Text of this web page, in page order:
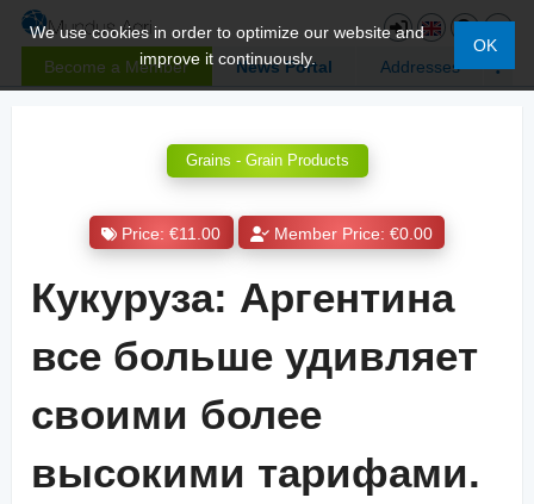
Become a Member News Portal Addresses
We use cookies in order to optimize our website and
improve it continuously.
OK
Grains - Grain Products
Price: €11.00 Member Price: €0.00
Кукуруза: Аргентина
все больше удивляет
своими более
высокими тарифами.